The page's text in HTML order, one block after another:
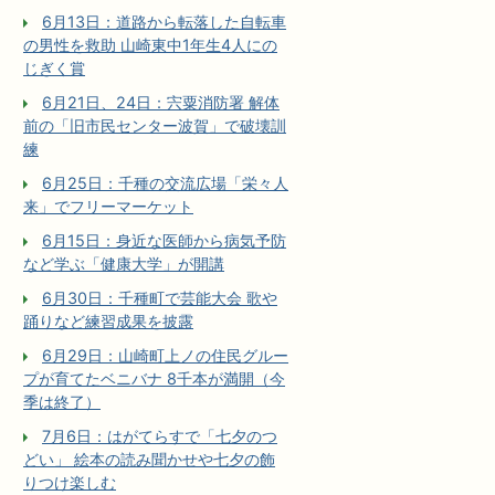
6月13日：道路から転落した自転車
の男性を救助 山崎東中1年生4人にの
じぎく賞
6月21日、24日：宍粟消防署 解体
前の「旧市民センター波賀」で破壊訓
練
6月25日：千種の交流広場「栄々人
来」でフリーマーケット
6月15日：身近な医師から病気予防
など学ぶ「健康大学」が開講
6月30日：千種町で芸能大会 歌や
踊りなど練習成果を披露
6月29日：山崎町上ノの住民グルー
プが育てたベニバナ 8千本が満開（今
季は終了）
7月6日：はがてらすで「七夕のつ
どい」 絵本の読み聞かせや七夕の飾
りつけ楽しむ